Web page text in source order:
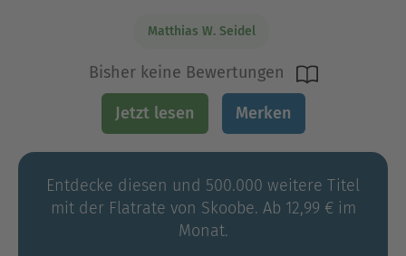
Matthias W. Seidel
Bisher keine Bewertungen
Jetzt lesen Merken
Entdecke diesen und 500.000 weitere Titel
mit der Flatrate von Skoobe. Ab 12,99 € im
Monat.